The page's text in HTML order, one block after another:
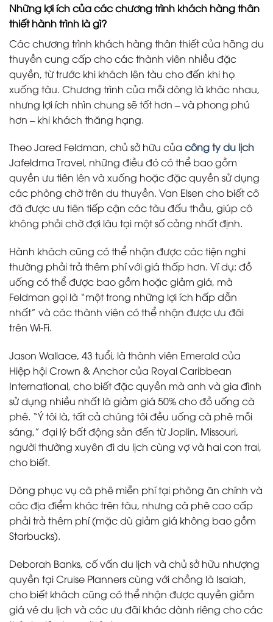
Những lợi ích của các chương trình khách hàng thân
thiết hành trình là gì?
Các chương trình khách hàng thân thiết của hãng du
thuyền cung cấp cho các thành viên nhiều đặc
quyền, từ trước khi khách lên tàu cho đến khi họ
xuống tàu. Chương trình của mỗi dòng là khác nhau,
nhưng lợi ích nhìn chung sẽ tốt hơn – và phong phú
hơn – khi khách thăng hạng.
Theo Jared Feldman, chủ sở hữu của công ty du lịch
Jafeldma Travel, những điều đó có thể bao gồm
quyền ưu tiên lên và xuống hoặc đặc quyền sử dụng
các phòng chờ trên du thuyền. Van Elsen cho biết cô
đã được ưu tiên tiếp cận các tàu đấu thầu, giúp cô
không phải chờ đợi lâu tại một số cảng nhất định.
Hành khách cũng có thể nhận được các tiện nghi
thường phải trả thêm phí với giá thấp hơn. Ví dụ: đồ
uống có thể được bao gồm hoặc giảm giá, mà
Feldman gọi là “một trong những lợi ích hấp dẫn
nhất” và các thành viên có thể nhận được ưu đãi
trên Wi-Fi.
Jason Wallace, 43 tuổi, là thành viên Emerald của
Hiệp hội Crown & Anchor của Royal Caribbean
International, cho biết đặc quyền mà anh và gia đình
sử dụng nhiều nhất là giảm giá 50% cho đồ uống cà
phê. “Ý tôi là, tất cả chúng tôi đều uống cà phê mỗi
sáng,” đại lý bất động sản đến từ Joplin, Missouri,
người thường xuyên đi du lịch cùng vợ và hai con trai,
cho biết.
Dòng phục vụ cà phê miễn phí tại phòng ăn chính và
các địa điểm khác trên tàu, nhưng cà phê cao cấp
phải trả thêm phí (mặc dù giảm giá không bao gồm
Starbucks).
Deborah Banks, cố vấn du lịch và chủ sở hữu nhượng
quyền tại Cruise Planners cùng với chồng là Isaiah,
cho biết khách cũng có thể nhận được quyền giảm
giá vé du lịch và các ưu đãi khác dành riêng cho các